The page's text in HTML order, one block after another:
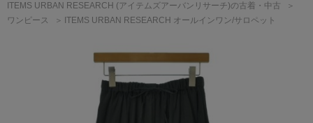
ITEMS URBAN RESEARCH (アイテムズアーバンリサーチ)の古着・中古
ワンピース
ITEMS URBAN RESEARCH オールインワン/サロペット